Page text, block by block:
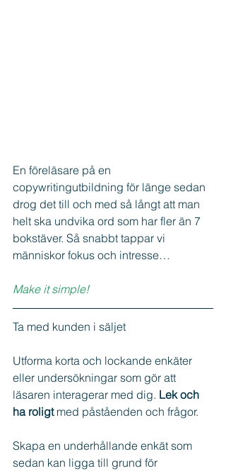
En föreläsare på en
copywritingutbildning för länge sedan
drog det till och med så långt att man
helt ska undvika ord som har fler än 7
bokstäver. Så snabbt tappar vi
människor fokus och intresse…
Make it simple!
Ta med kunden i säljet
Utforma korta och lockande enkäter
eller undersökningar som gör att
läsaren interagerar med dig. Lek och
ha roligt med påståenden och frågor.
Skapa en underhållande enkät som
sedan kan ligga till grund för